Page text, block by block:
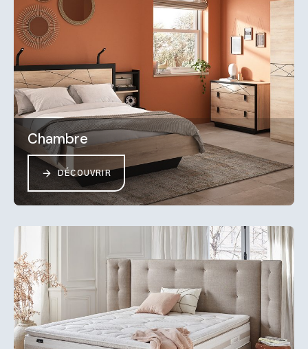
Chambre
DÉCOUVRIR